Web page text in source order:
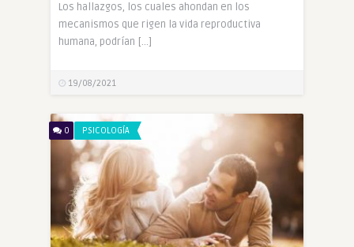
Los hallazgos, los cuales ahondan en los
mecanismos que rigen la vida reproductiva
humana, podrían […]
19/08/2021
0 PSICOLOGÍA